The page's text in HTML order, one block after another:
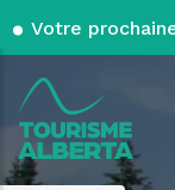
Votre